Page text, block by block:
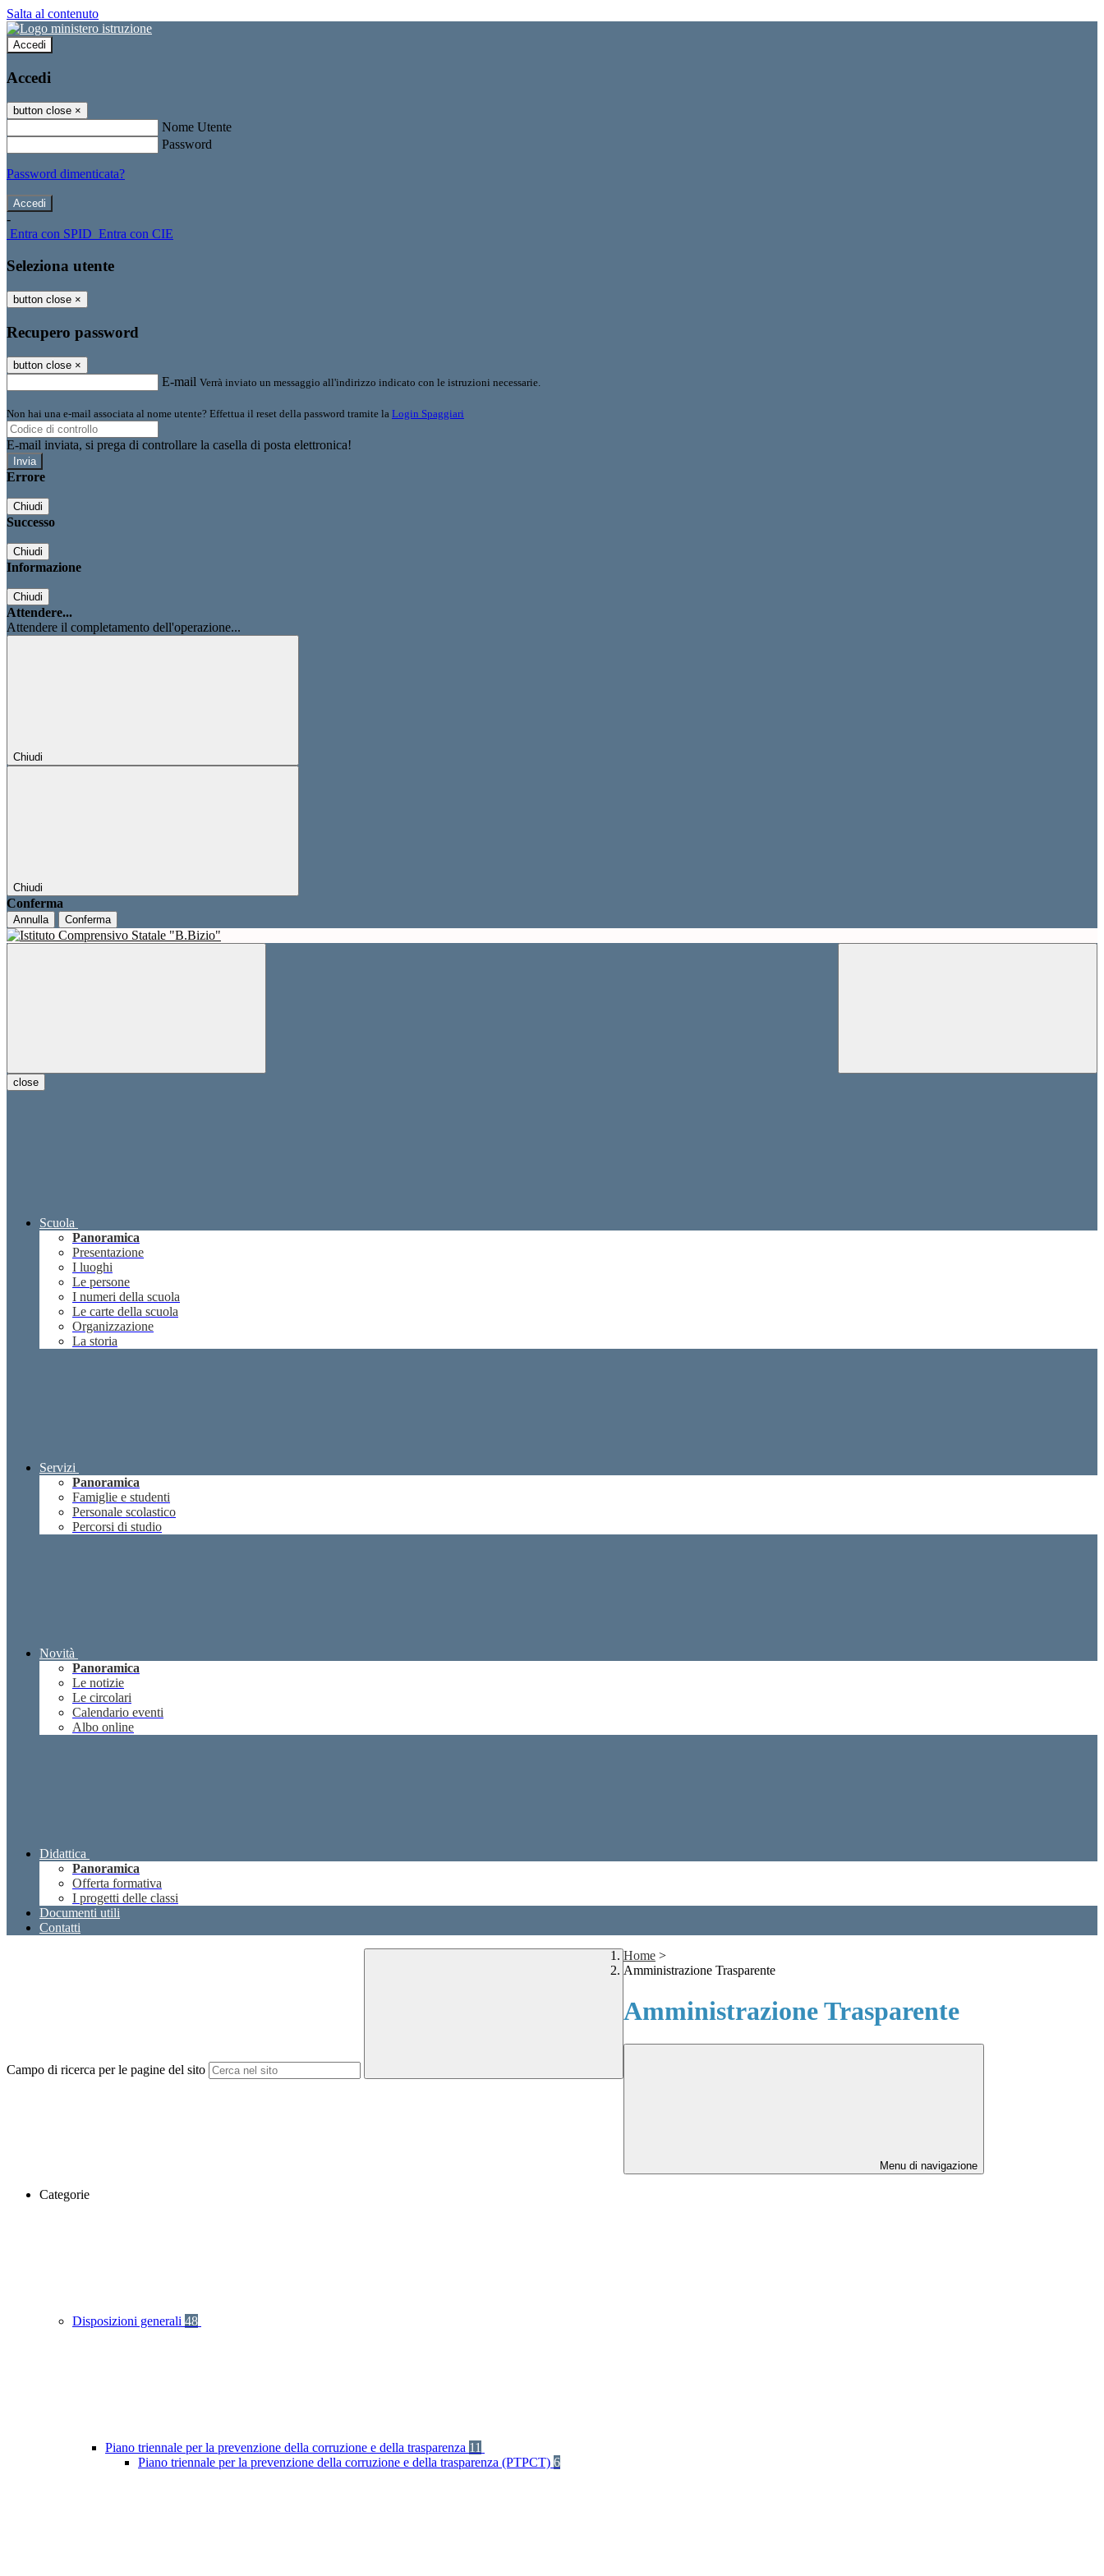
Salta al contenuto
Accedi
Accedi
button close ×
Nome Utente
Password
Password dimenticata?
-
Entra con SPID Entra con CIE
Seleziona utente
button close ×
Recupero password
button close ×
E-mail Verrà inviato un messaggio all'indirizzo indicato con le istruzioni necessarie.
Non hai una e-mail associata al nome utente? Effettua il reset della password tramite la Login Spaggiari
E-mail inviata, si prega di controllare la casella di posta elettronica!
Errore
Chiudi
Successo
Chiudi
Informazione
Chiudi
Attendere...
Attendere il completamento dell'operazione...
Chiudi
Chiudi
Conferma
Annulla Conferma
close
Scuola
Panoramica
Presentazione
I luoghi
Le persone
I numeri della scuola
Le carte della scuola
Organizzazione
La storia
Servizi
Panoramica
Famiglie e studenti
Personale scolastico
Percorsi di studio
Novità
Panoramica
Le notizie
Le circolari
Calendario eventi
Albo online
Didattica
Panoramica
Offerta formativa
I progetti delle classi
Documenti utili
Contatti
Campo di ricerca per le pagine del sito
Home >
Amministrazione Trasparente
Amministrazione Trasparente
Menu di navigazione
Categorie
Disposizioni generali 48
Piano triennale per la prevenzione della corruzione e della trasparenza 11
Piano triennale per la prevenzione della corruzione e della trasparenza (PTPCT) 6